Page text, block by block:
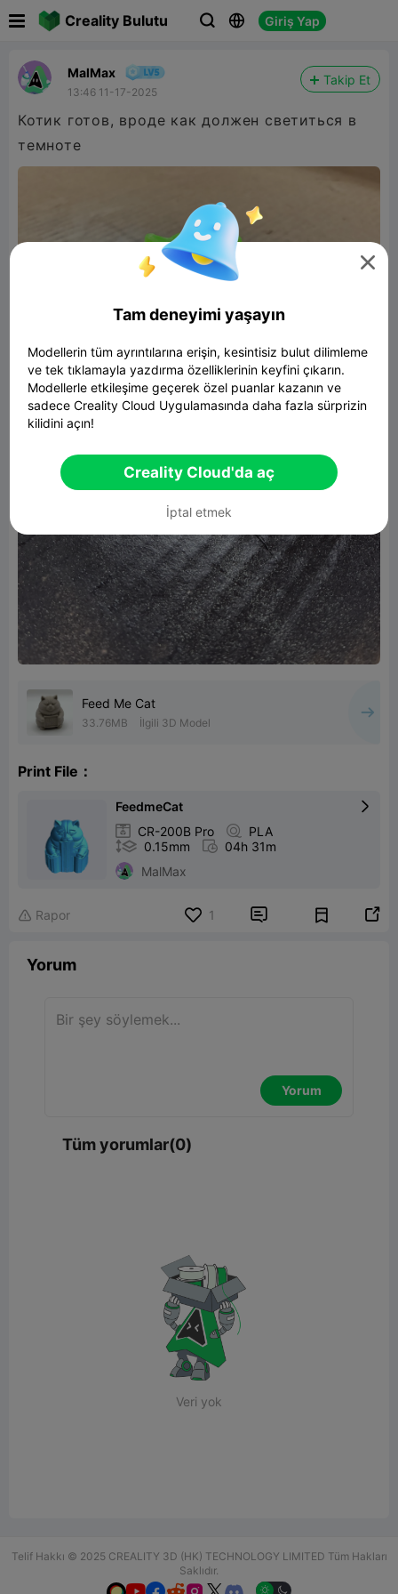
Creality Bulutu   Giriş Yap
MalMax
13:46 11-17-2025
Takip Et
Котик готов, вроде как должен светиться в
темноте
Feed Me Cat
33.76MB İlgili 3D Model
Print File：
FeedmeCat 
 CR-200B Pro  PLA
 0.15mm  04h 31m
MalMax
 Rapor 1  
Yorum
Yorum
Tüm yorumlar(0)
Veri yok
Telif Hakkı © 2025 CREALITY 3D (HK) TECHNOLOGY LIMITED Tüm Hakları
Saklıdır.


Tam deneyimi yaşayın
Modellerin tüm ayrıntılarına erişin, kesintisiz bulut dilimleme
ve tek tıklamayla yazdırma özelliklerinin keyfini çıkarın.
Modellerle etkileşime geçerek özel puanlar kazanın ve
sadece Creality Cloud Uygulamasında daha fazla sürprizin
kilidini açın!
Creality Cloud'da aç
İptal etmek